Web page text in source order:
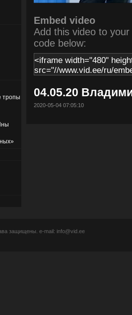
тропы
Embed video
Add this video to
code below:
04.05.20
2020-05-04 07:05:10
защищены. e-mail: info@vid.ee